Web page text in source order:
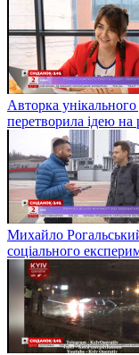
Авторка унікального
перетворила ідею
Михайло
соціального